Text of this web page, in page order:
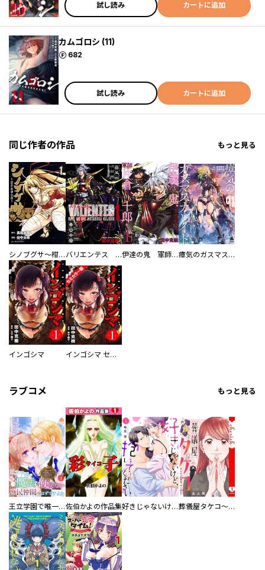
試し読み カートに追加
カムゴロシ (11)
682
ポイント
試し読み カートに追加
同じ作者の作品 もっと見る
シノブグサ～柑子忍形由緒～ バリエンテス 伊達の鬼 片倉小十郎 伊達の鬼 軍師 片倉小十郎 瘴気のガスマスカレイド
インゴシマ インゴシマ セミカラー版
ラブコメ もっと見る
王立学園で唯一魔法が使えない庶民仲間のはずですよね～実は王子様で私を溺愛しているなんて告白はやめてください～佐伯かよの作品集 好きじゃないけど、抱いてください【電子単行本版／特典おまけ付き】 葬儀屋タケコ～あなたの最期、叶えます【電子単行本版】